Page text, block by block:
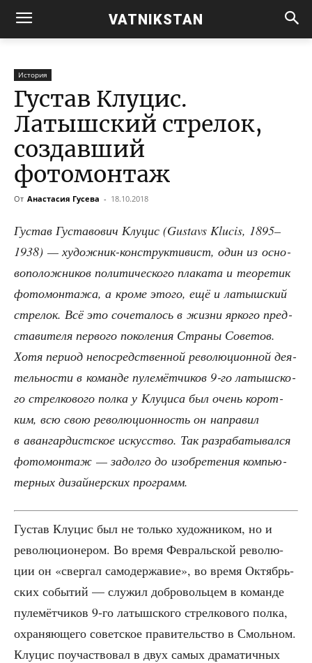
VATNIKSTAN
История
Густав Клуцис.
Латышский стрелок,
создавший
фотомонтаж
От Анастасия Гусева - 18.10.2018
Густав Густа­во­вич Клу­цис (Gustavs Klucis, 1895–
1938) — худож­ник-кон­струк­ти­вист, один из осно­
во­по­лож­ни­ков поли­ти­че­ско­го пла­ка­та и тео­ре­тик
фото­мон­та­жа, а кро­ме это­го, ещё и латыш­ский
стре­лок. Всё это соче­та­лось в жиз­ни ярко­го пред­
ста­ви­те­ля пер­во­го поко­ле­ния Стра­ны Сове­тов.
Хотя пери­од непо­сред­ствен­ной рево­лю­ци­он­ной дея­
тель­но­сти в коман­де пуле­мёт­чи­ков 9‑го латыш­ско­
го стрел­ко­во­го пол­ка у Клу­ци­са был очень корот­
ким, всю свою рево­лю­ци­он­ность он напра­вил
в аван­гар­дист­ское искус­ство. Так раз­ра­ба­ты­вал­ся
фото­мон­таж — задол­го до изоб­ре­те­ния ком­пью­
тер­ных дизай­нер­ских программ.
Густав Клу­цис был не толь­ко худож­ни­ком, но и
рево­лю­ци­о­не­ром. Во вре­мя Фев­раль­ской рево­лю­
ции он «свер­гал само­дер­жа­вие», во вре­мя Октябрь­
ских собы­тий — слу­жил доб­ро­воль­цем в коман­де
пуле­мёт­чи­ков 9‑го латыш­ско­го стрел­ко­во­го пол­ка,
охра­ня­ю­ще­го совет­ское пра­ви­тель­ство в Смоль­ном.
Клу­цис поучаст­во­вал в двух самых дра­ма­тич­ных